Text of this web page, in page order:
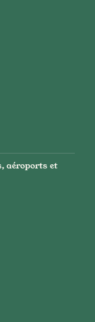
aéroports et